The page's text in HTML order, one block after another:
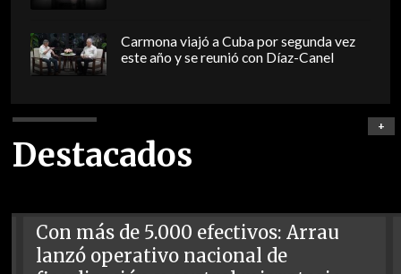
Carmona viajó a Cuba por segunda vez
este año y se reunió con Díaz-Canel
Destacados
+
Con más de 5.000 efectivos: Arrau
lanzó operativo nacional de